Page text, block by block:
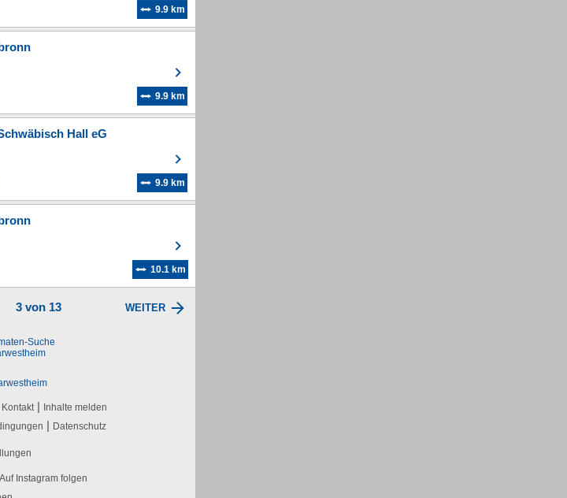
9.9 km
9.9 km
Hall eG
9.9 km
10.1 km
3 von 13 WEITER
Suche
Kontakt | Inhalte melden
| Datenschutz
Auf Instagram folgen